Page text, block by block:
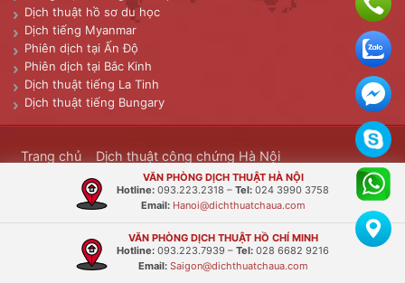
Dịch thuật hồ sơ du học
Dịch tiếng Myanmar
Phiên dịch tại Ấn Độ
Phiên dịch tại Bắc Kinh
Dịch thuật tiếng La Tinh
Dịch thuật tiếng Bungary
Trang chủ Dịch thuật công chứng Hà Nội
Dịch thuật công chứng TP.HCM Dịch thuật công chứng
Diễn đàn
Copyright © 2006. Công ty Dịch Thuật Châu Á. Designed by Dịch
thuật Châu Á. SEO Powered byÁ Châu Media. Transported Mails
VĂN PHÒNG DỊCH THUẬT HÀ NỘI
Hotline: 093.223.2318 – Tel: 024 3990 3758
Email: Hanoi@dichthuatchaua.com
VĂN PHÒNG DỊCH THUẬT HỒ CHÍ MINH
Hotline: 093.223.7939 – Tel: 028 6682 9216
Email: Saigon@dichthuatchaua.com